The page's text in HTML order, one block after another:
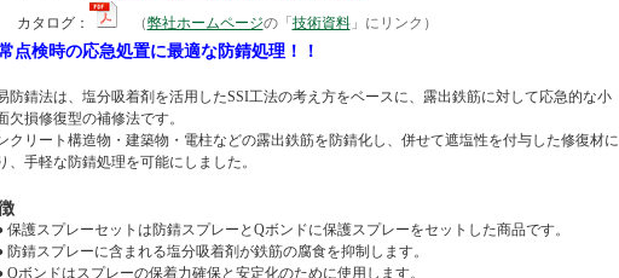
カタログ：
（弊社ホームページの「 技術資料」にリンク）
点検時の応急処置に最適な防錆処理！！
防錆法は、塩分吸着剤を活用したSSI工法の考え方をベースに、露出鉄筋に対して応急的な小
欠損修復型の補修法です。
クリート構造物・建築物・電柱などの露出鉄筋を防錆化し、併せて遮塩性を付与した修復材に
、手軽な防錆処理を可能にしました。
護スプレーセットは防錆スプレーとQボンドに保護スプレーをセットした商品です。
錆スプレーに含まれる塩分吸着剤が鉄筋の腐食を抑制します。
ボンドはスプレーの保着力確保と安定化のために使用します。